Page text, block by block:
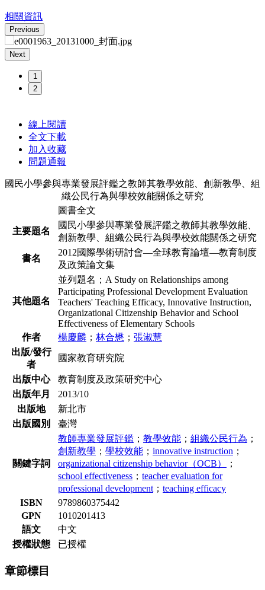
相關資訊
Previous
Next
1
2
線上閱讀
全文下載
加入收藏
問題通報
國民小學參與專業發展評鑑之教師其教學效能、創新教學、組
織公民行為與學校效能關係之研究
圖書全文
主要題名
國民小學參與專業發展評鑑之教師其教學效能、
創新教學、組織公民行為與學校效能關係之研究
書名
2012國際學術研討會—全球教育論壇—教育制度
及政策論文集
其他題名
並列題名；A Study on Relationships among
Participating Professional Development Evaluation
Teachers' Teaching Efficacy, Innovative Instruction,
Organizational Citizenship Behavior and School
Effectiveness of Elementary Schools
作者
楊慶麟 ； 林合懋 ； 張淑慧
出版/發行
者
國家教育研究院
出版中心
教育制度及政策研究中心
出版年月
2013/10
出版地
新北市
出版國別
臺灣
關鍵字詞
教師專業發展評鑑 ； 教學效能 ； 組織公民行為 ；
創新教學 ； 學校效能 ； innovative instruction ；
organizational citizenship behavior（OCB）
；
school effectiveness ； teacher evaluation for
professional development ； teaching efficacy
ISBN
9789860375442
GPN
1010201413
語文
中文
授權狀態
已授權
章節標目